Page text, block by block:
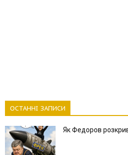
ОСТАННІ ЗАПИСИ
Як Федоров